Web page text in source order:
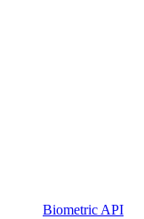
Biometric API